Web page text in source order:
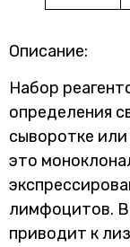
Описание:
Набор
определения
сыворотке
это
лимфоцитов.
приводит к